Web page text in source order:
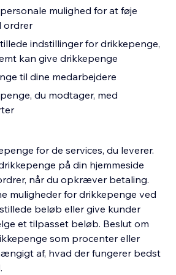
mulighed for at føje
ordrer
indstillinger for drikkepenge,
kan give drikkepenge
til dine medarbejdere
du modtager, med
for de services, du leverer.
på din hjemmeside
når du opkræver betaling.
muligheder for drikkepenge ved
beløb eller give kunder
et tilpasset beløb. Beslut om
som procenter eller
af, hvad der fungerer bedst